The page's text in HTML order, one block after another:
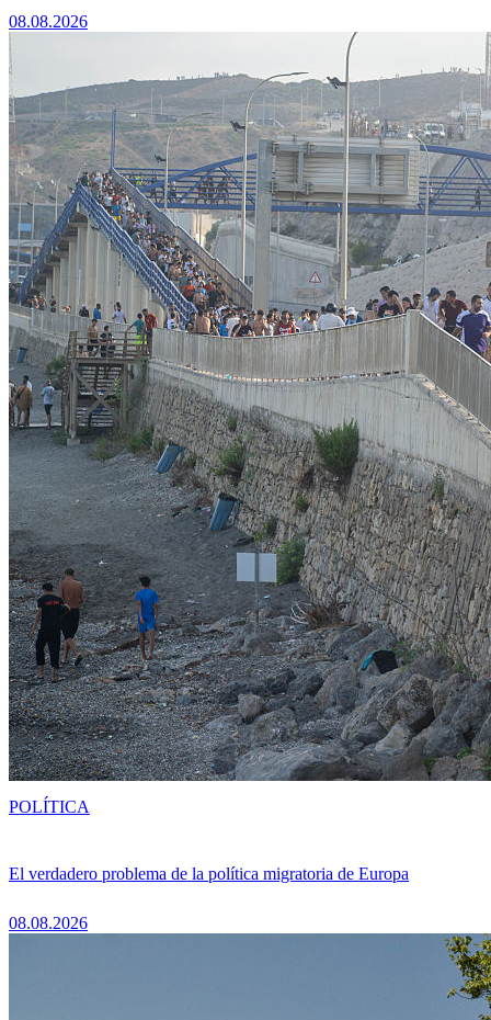
08.08.2026
El verdadero problema de la política migratoria de Europa
08.08.2026
POLÍTICA